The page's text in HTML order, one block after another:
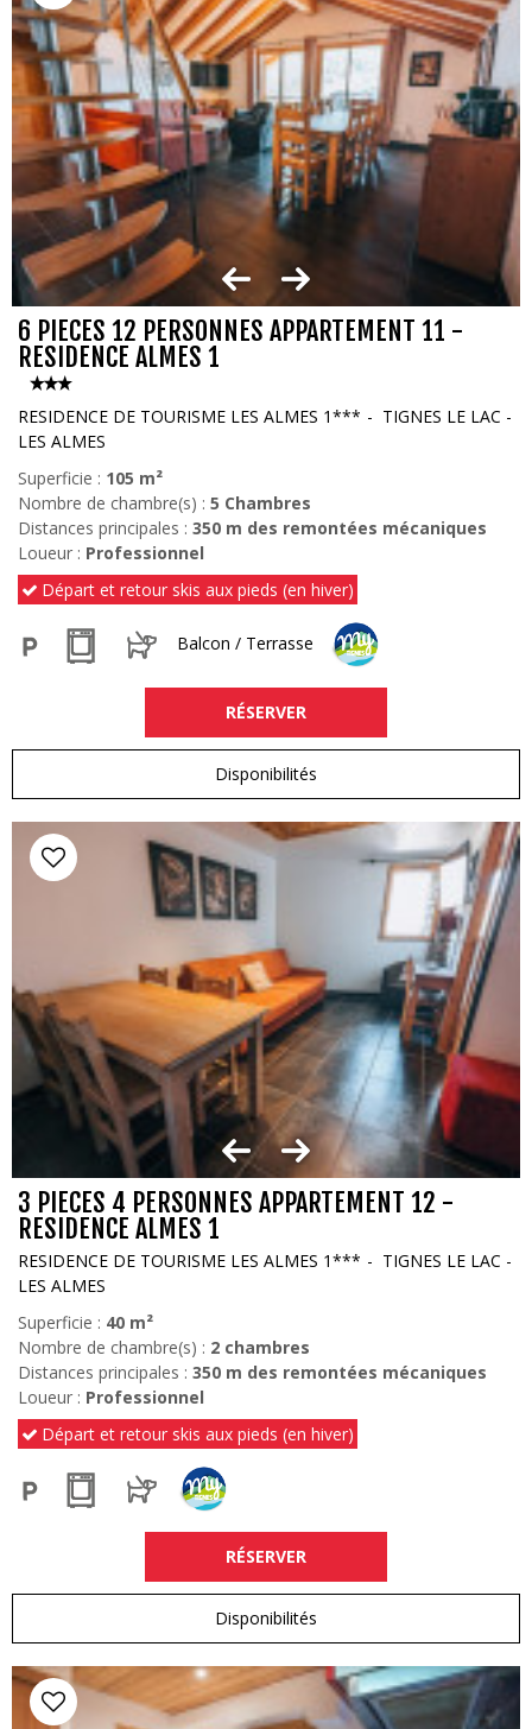
6 PIECES 12 PERSONNES APPARTEMENT 11 -
RESIDENCE ALMES 1
RESIDENCE DE TOURISME LES ALMES 1***
TIGNES LE LAC -
LES ALMES
Superficie : 105 m²
Nombre de chambre(s) : 5 Chambres
Distances principales : 350 m des remontées mécaniques
Loueur : Professionnel
Départ et retour skis aux pieds (en hiver)
Balcon / Terrasse
RÉSERVER
Disponibilités
3 PIECES 4 PERSONNES APPARTEMENT 12 -
RESIDENCE ALMES 1
RESIDENCE DE TOURISME LES ALMES 1***
TIGNES LE LAC -
LES ALMES
Superficie : 40 m²
Nombre de chambre(s) : 2 chambres
Distances principales : 350 m des remontées mécaniques
Loueur : Professionnel
Départ et retour skis aux pieds (en hiver)
RÉSERVER
Disponibilités